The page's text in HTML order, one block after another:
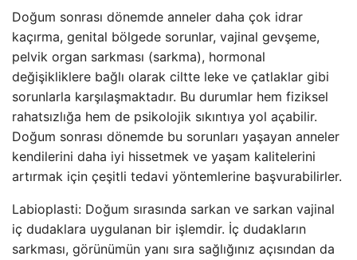
Doğum sonrası dönemde anneler daha çok idrar
kaçırma, genital bölgede sorunlar, vajinal gevşeme,
pelvik organ sarkması (sarkma), hormonal
değişikliklere bağlı olarak ciltte leke ve çatlaklar gibi
sorunlarla karşılaşmaktadır. Bu durumlar hem fiziksel
rahatsızlığa hem de psikolojik sıkıntıya yol açabilir.
Doğum sonrası dönemde bu sorunları yaşayan anneler
kendilerini daha iyi hissetmek ve yaşam kalitelerini
artırmak için çeşitli tedavi yöntemlerine başvurabilirler.
Labioplasti: Doğum sırasında sarkan ve sarkan vajinal
iç dudaklara uygulanan bir işlemdir. İç dudakların
sarkması, görünümün yanı sıra sağlığınız açısından da